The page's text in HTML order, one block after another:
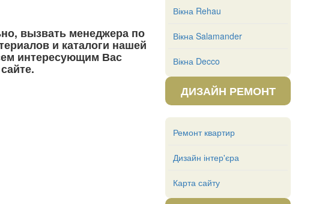
вызвать менеджера по
и каталоги нашей
интересующим Вас
Вікна Rehau
Вікна Salamander
Вікна Decco
ДИЗАЙН РЕМОНТ
Ремонт квартир
Дизайн інтер'єра
Карта сайту